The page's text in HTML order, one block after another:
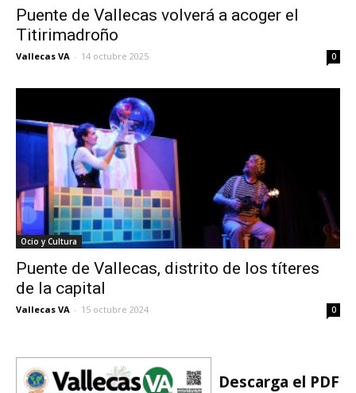
Puente de Vallecas volverá a acoger el
Titirimadroño
Vallecas VA - 14 octubre 2025 0
Ocio y Cultura
Puente de Vallecas, distrito de los títeres
de la capital
Vallecas VA - 15 octubre 2024 0
Descarga el PDF